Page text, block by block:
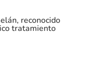
reconocido
tratamiento